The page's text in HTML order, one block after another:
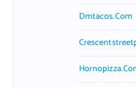
Dmtacos.com